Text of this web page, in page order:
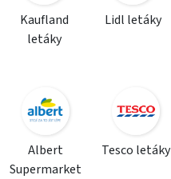
Kaufland
letáky
Lidl letáky
Albert
Supermarket
Tesco letáky